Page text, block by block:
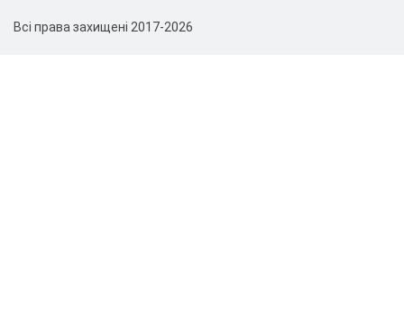
Всі права захищені 2017-2026